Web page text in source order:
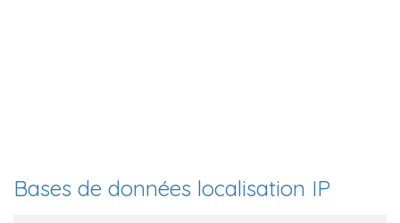
Bases de données localisation IP